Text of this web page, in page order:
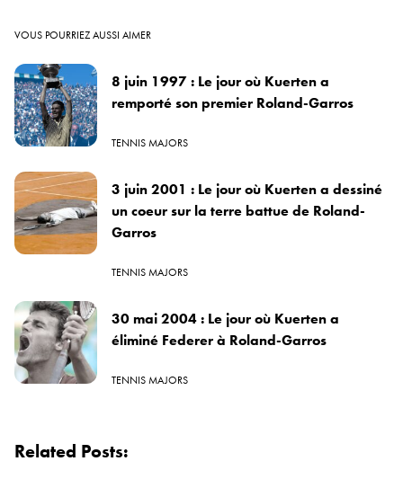
VOUS POURRIEZ AUSSI AIMER
8 juin 1997 : Le jour où Kuerten a
remporté son premier Roland-Garros
TENNIS MAJORS
3 juin 2001 : Le jour où Kuerten a dessiné
un coeur sur la terre battue de Roland-
Garros
TENNIS MAJORS
30 mai 2004 : Le jour où Kuerten a
éliminé Federer à Roland-Garros
TENNIS MAJORS
Related Posts: